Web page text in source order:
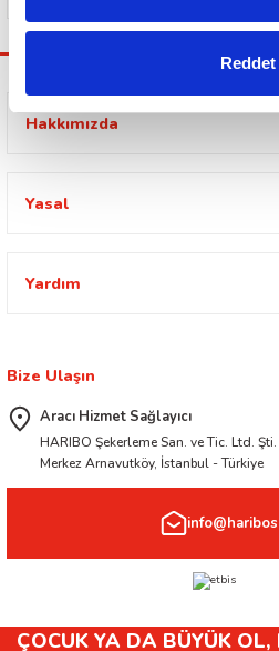
Reddet
Hakkımızda
Yasal
Yardım
Bize Ulaşın
Aracı Hizmet Sağlayıcı
HARIBO Şekerleme San. ve Tic. Ltd.
Merkez Arnavutköy, İstanbul - Türkiye
ÇOCUK YA DA BÜYÜK